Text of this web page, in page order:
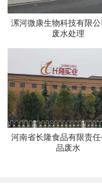
漯河微康生物科技有限
废水处理
河南省长隆食品有限责
品废水